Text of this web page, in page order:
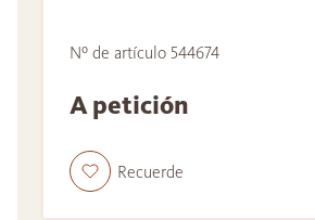
Nº de artículo 544674
A petición
Recuerde